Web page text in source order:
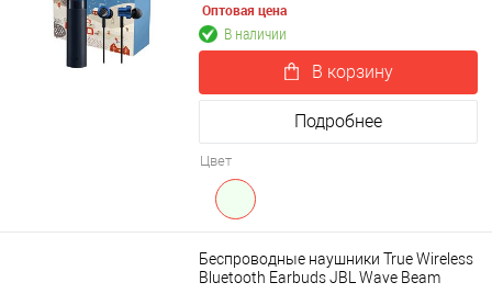
Оптовая цена
В наличии
В корзину
Подробнее
Цвет
Беспроводные наушники True Wireless
Bluetooth Earbuds JBL Wave Beam